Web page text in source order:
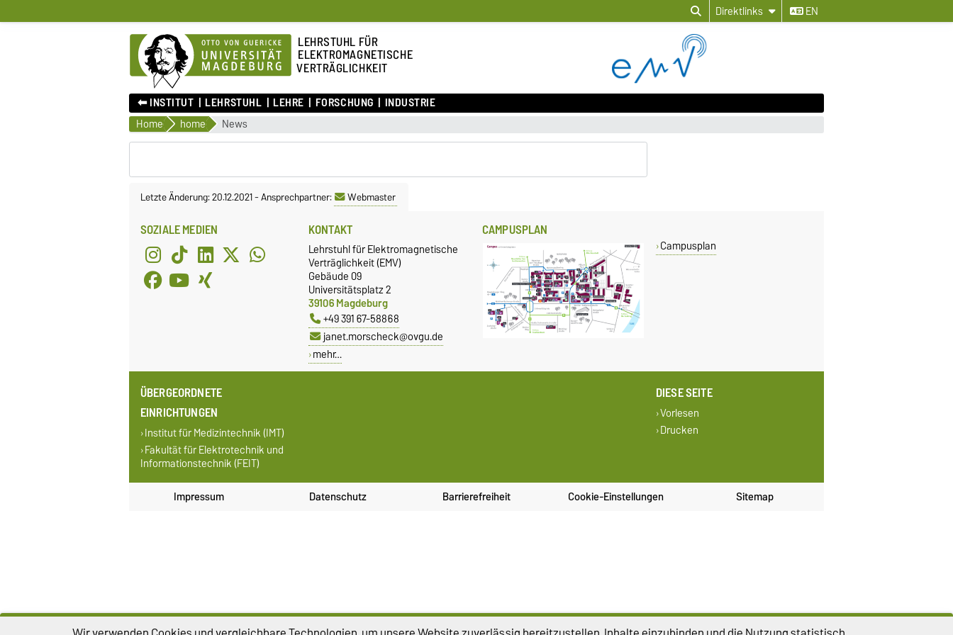
Direktlinks EN
LEHRSTUHL FÜR
ELEKTROMAGNETISCHE
VERTRÄGLICHKEIT
⬅︎ INSTITUT LEHRSTUHL LEHRE FORSCHUNG INDUSTRIE
Home home News
Letzte Änderung: 20.12.2021-Ansprechpartner: Webmaster
SOZIALE MEDIEN KONTAKT
Lehrstuhl für Elektromagnetische
Verträglichkeit (EMV)
Gebäude 09
Universitätsplatz 2
39106 Magdeburg
+49 391 67-58868
janet.morscheck@ovgu.de
mehr…
CAMPUSPLAN
Campusplan
ÜBERGEORDNETE
EINRICHTUNGEN
Institut für Medizintechnik (IMT)
Fakultät für Elektrotechnik und
Informationstechnik (FEIT)
DIESE SEITE
Vorlesen
Drucken
Impressum Datenschutz Barrierefreiheit Cookie-Einstellungen Sitemap